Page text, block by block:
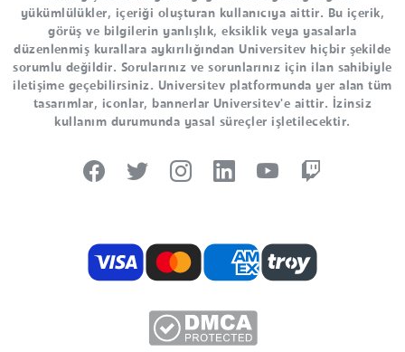
yükümlülükler, içeriği oluşturan kullanıcıya aittir. Bu içerik,
görüş ve bilgilerin yanlışlık, eksiklik veya yasalarla
düzenlenmiş kurallara aykırılığından Universitev hiçbir şekilde
sorumlu değildir. Sorularınız ve sorunlarınız için ilan sahibiyle
iletişime geçebilirsiniz. Universitev platformunda yer alan tüm
tasarımlar, iconlar, bannerlar Universitev'e aittir. İzinsiz
kullanım durumunda yasal süreçler işletilecektir.